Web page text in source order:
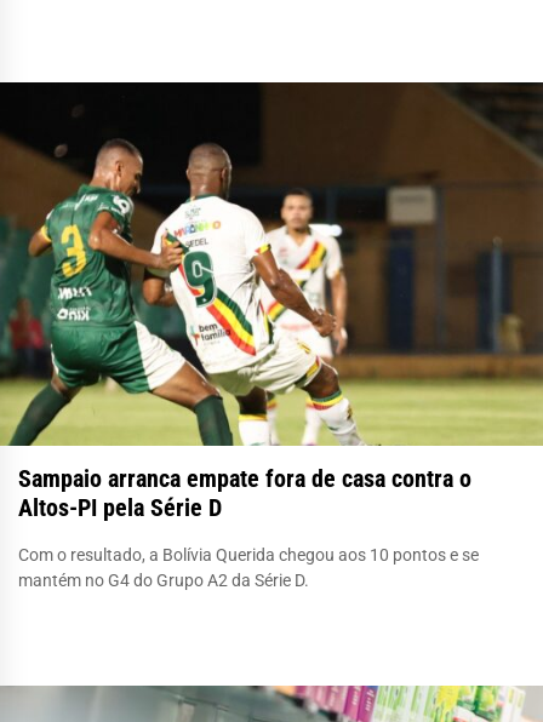
Sampaio arranca empate fora de casa contra o
Altos-PI pela Série D
Com o resultado, a Bolívia Querida chegou aos 10 pontos e se
mantém no G4 do Grupo A2 da Série D.